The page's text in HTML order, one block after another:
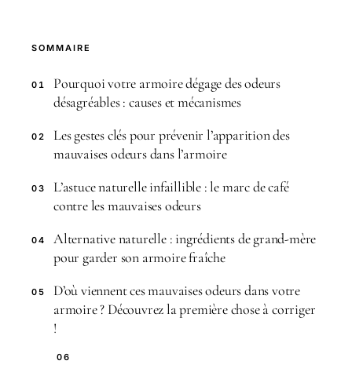
SOMMAIRE
01
Pourquoi votre armoire dégage des odeurs
désagréables : causes et mécanismes
02
Les gestes clés pour prévenir l’apparition des
mauvaises odeurs dans l’armoire
03
L’astuce naturelle infaillible : le marc de café
contre les mauvaises odeurs
04
Alternative naturelle : ingrédients de grand-mère
pour garder son armoire fraîche
05
D’où viennent ces mauvaises odeurs dans votre
armoire ? Découvrez la première chose à corriger
!
06